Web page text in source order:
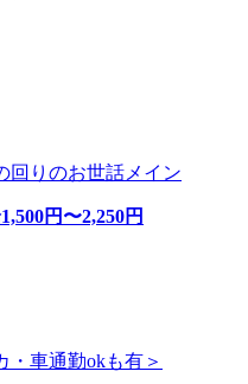
回りのお世話メイン
1,500円〜2,250円
・車通勤okも有＞